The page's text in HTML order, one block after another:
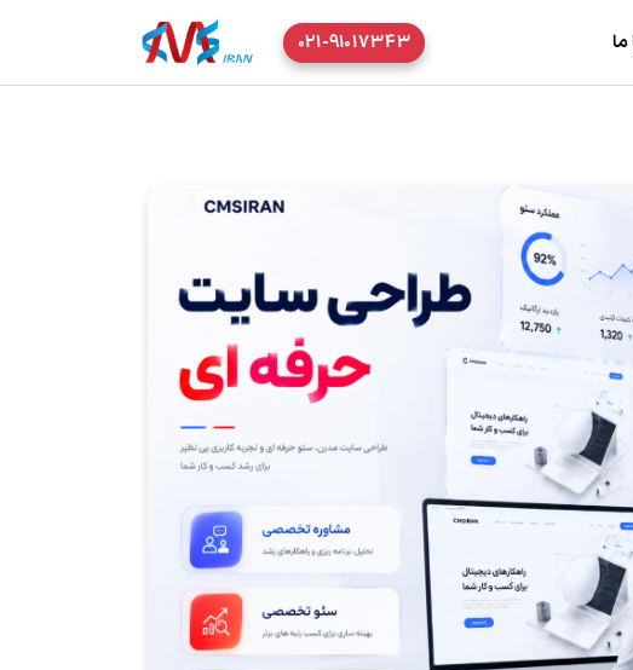
ما ۰۲۱-۹۱۰۱۷۳۴۳